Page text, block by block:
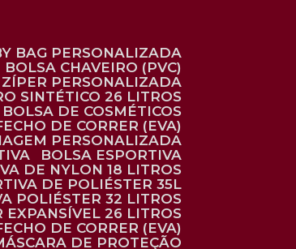
BAG PERSONALIZADA
BOLSA CHAVEIRO (PVC)
ZÍPER PERSONALIZADA
SINTÉTICO 26 LITROS
BOLSA DE COSMÉTICOS
DE CORRER (EVA)
PERSONALIZADA
BOLSA ESPORTIVA
DE NYLON 18 LITROS
DE POLIÉSTER 35L
POLIÉSTER 32 LITROS
EXPANSÍVEL 26 LITROS
DE CORRER (EVA)
DE PROTEÇÃO